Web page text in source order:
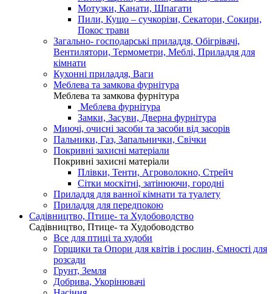
Мотузки, Канати, Шпагати
Пили, Кущо – сучкорізи, Секатори, Сокири,
Покос трави
Загально- господарські приладдя, Обігрівачі,
Вентилятори, Термометри, Меблі, Приладдя для
кімнати
Кухонні приладдя, Ваги
Меблева та замкова фурнітура
Меблева та замкова фурнітура
Меблева фурнітура
Замки, Засуви, Дверна фурнітура
Миючі, очисні засоби та засоби від засорів
Пальники, Газ, Запальнички, Свічки
Покривні захисні матеріали
Покривні захисні матеріали
Плівки, Тенти, Агроволокно, Стрейч
Сітки москітні, затінюючи, городні
Приладдя для ванної кімнати та туалету
Приладдя для передпокою
Садівництво, Птице- та Худобоводство
Садівництво, Птице- та Худобоводство
Все для птиці та худоби
Горщики та Опори для квітів і рослин, Ємності для
розсади
Грунт, Земля
Добрива, Укорінювачі